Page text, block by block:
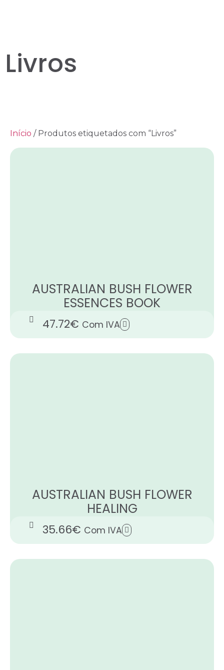
Livros
Início / Produtos etiquetados com “Livros”
AUSTRALIAN BUSH FLOWER
ESSENCES BOOK
47.72€ Com IVA
AUSTRALIAN BUSH FLOWER
HEALING
35.66€ Com IVA